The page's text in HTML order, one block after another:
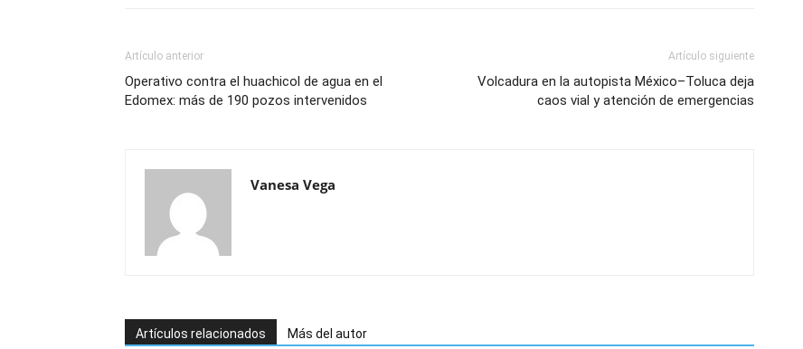
Artículo anterior
Operativo contra el huachicol de agua en el
Edomex: más de 190 pozos intervenidos
Artículo siguiente
Volcadura en la autopista México–Toluca deja
caos vial y atención de emergencias
Vanesa Vega
Artículos relacionados Más del autor